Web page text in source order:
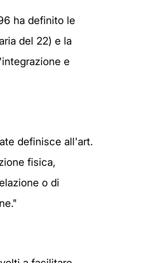
ha definito le
del 22) e la
e
definisce all'art.
fisica,
o di